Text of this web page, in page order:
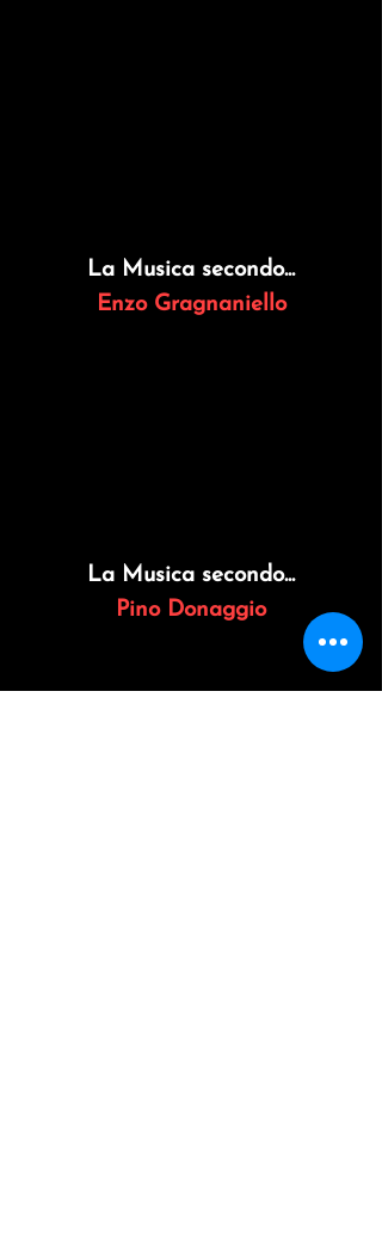
La Musica secondo...
Enzo Gragnaniello
La Musica secondo...
Pino Donaggio